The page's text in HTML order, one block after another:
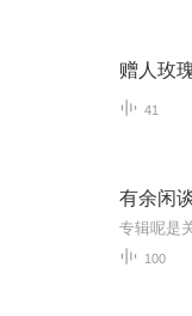
赠人玫
41
有余闲
100